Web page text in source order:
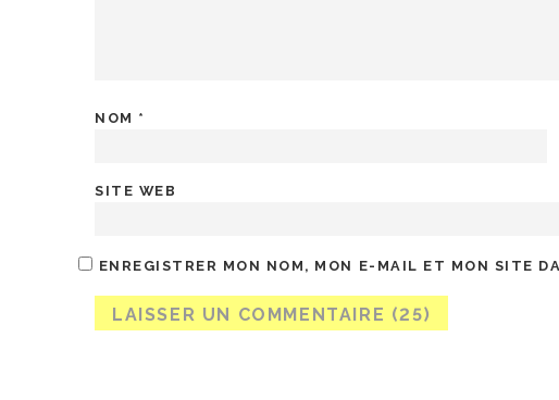
NOM *
SITE WEB
ENREGISTRER MON NOM, MON E-MAIL ET MON SITE